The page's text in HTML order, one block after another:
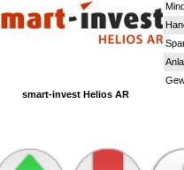
smart-invest Helios AR